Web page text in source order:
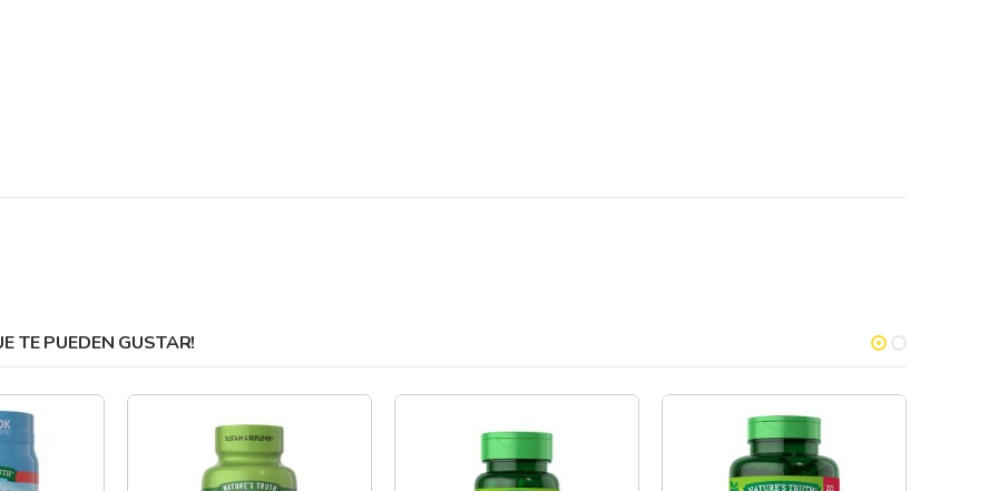
TE PUEDEN GUSTAR!